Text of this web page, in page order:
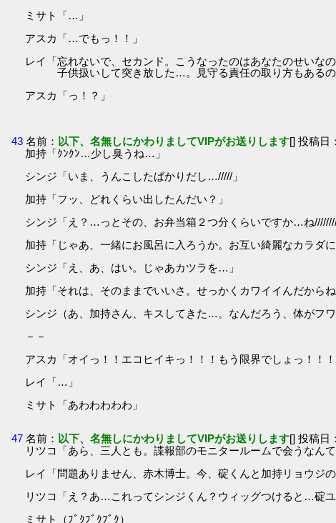
ミサト「…」
アスカ「…でもっ！！」
レイ「忘れないで、セカンド。こうなったのはあなたのせいな
子供扱いして突き放した…。見守る責任の取り方もあるの
アスカ「っ！？」
43 名前： 以下、名無しにかわりましてVIPがお送りします[] 投稿日
加持「ｸﾝｸﾝ…少し臭うね…」
シンジ「いま、うんこしたばかりだし…/////」
加持「フッ、どれくらい出したんだい？」
シンジ「え？…っとその、お弁当箱２つ分くらいですか…ね
加持「じゃあ、一緒にお風呂に入ろうか。お互い綺麗なカラダに
シンジ「え、あ、はい。じゃあカツラを…」
加持「それは、そのままでいいさ。せっかくカワイイんだからね
シンジ（あ、加持さん、キスしてきた…。なんだろう、体がフ
－－
アスカ「オイっ！！エコヒイキっ！！！もう限界でしょっ！！！
レイ「…」
ミサト「あわわわわわ」
47 名前： 以下、名無しにかわりましてVIPがお送りします[] 投稿日
リツコ「あら、三人とも。諜報部のモニタールームで会うなん
レイ「問題ありません、赤木博士。今、碇くんと加持リョウジ
リツコ「え？あ…これってシンジくん？ウィッグつけると…碇
ミサト（ﾌﾞｸﾌﾞｸﾌﾞｸ）